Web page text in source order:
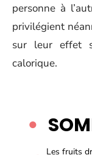
personne à
privilégient
sur leur effet
calorique.
Les fruits